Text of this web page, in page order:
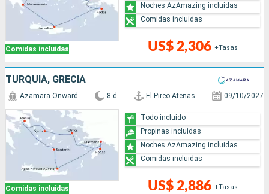
Comidas incluidas US$ 2,306 +Tasas
Noches AzAmazing incluidas
Comidas incluidas
TURQUÍA, GRECIA
Comidas incluidas
Azamara Onward 8 d El Pireo Atenas 09/10/2027
US$ 2,886 +Tasas
Todo incluido
Propinas incluidas
Noches AzAmazing incluidas
Comidas incluidas